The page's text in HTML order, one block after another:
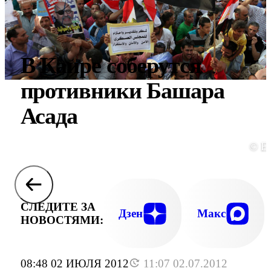
08:48 02 ИЮЛЯ 2012
11:07 02.07.2012
В Каире соберутся
противники Башара
Асада
©
СЛЕДИТЕ ЗА
НОВОСТЯМИ:
Дзен Макс